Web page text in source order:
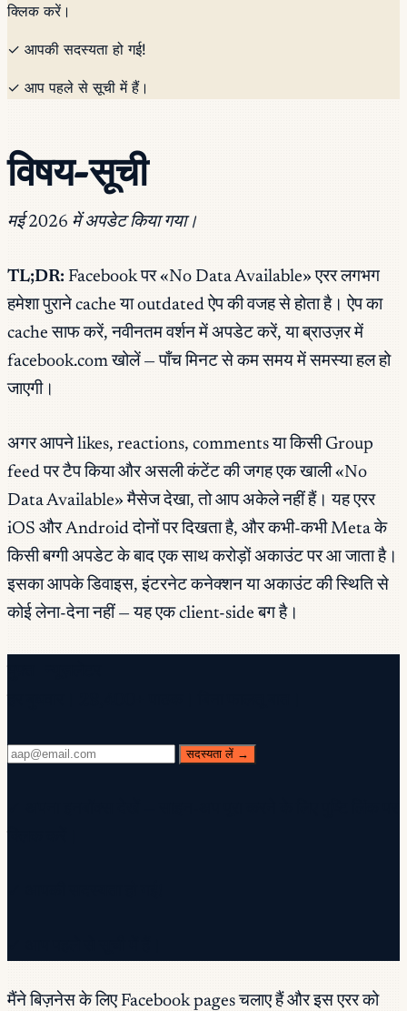
क्लिक करें।
✓ आपकी सदस्यता हो गई!
✓ आप पहले से सूची में हैं।
विषय-सूची
मई 2026 में अपडेट किया गया।
TL;DR: Facebook पर «No Data Available» एरर लगभग
हमेशा पुराने cache या outdated ऐप की वजह से होता है। ऐप का
cache साफ करें, नवीनतम वर्शन में अपडेट करें, या ब्राउज़र में
facebook.com खोलें — पाँच मिनट से कम समय में समस्या हल हो
जाएगी।
अगर आपने likes, reactions, comments या किसी Group
feed पर टैप किया और असली कंटेंट की जगह एक खाली «No
Data Available» मैसेज देखा, तो आप अकेले नहीं हैं। यह एरर
iOS और Android दोनों पर दिखता है, और कभी-कभी Meta के
किसी बग्गी अपडेट के बाद एक साथ करोड़ों अकाउंट पर आ जाता है।
इसका आपके डिवाइस, इंटरनेट कनेक्शन या अकाउंट की स्थिति से
कोई लेना-देना नहीं — यह एक client-side बग है।
सदस्यता लें →
मैंने बिज़नेस के लिए Facebook pages चलाए हैं और इस एरर को